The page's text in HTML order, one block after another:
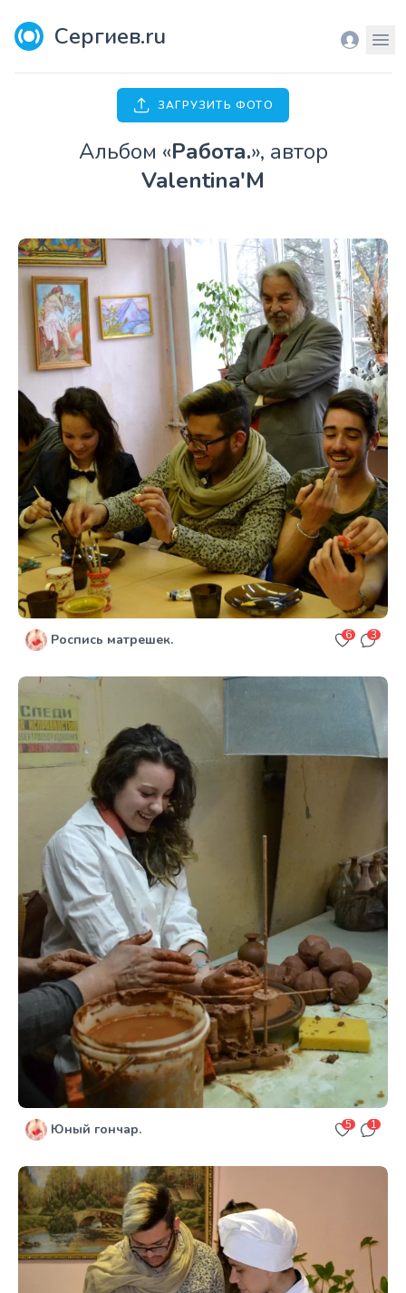
Сергиев.ru Вход
ЗАГРУЗИТЬ ФОТО
Aльбом «Работа.», автор
Valentina'M
Роспись матрешек. 6 3
Юный гончар. 5 1